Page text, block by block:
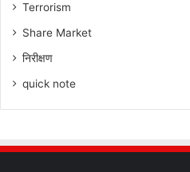
Terrorism
Share Market
निरीक्षण
quick note